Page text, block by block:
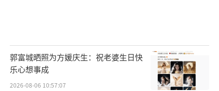
郭富城晒照为方媛庆生：祝老婆生日快
乐心想事成
2026-08-06 10:57:07